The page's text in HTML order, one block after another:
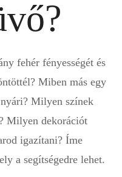
fehér fényességét és
Miben más egy
Milyen színek
Milyen dekorációt
igazítani? Íme
a segítségedre lehet.